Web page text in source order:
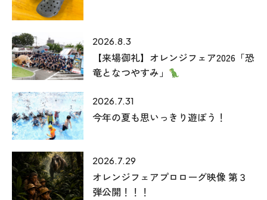
2026.8.3
【来場御礼】オレンジフェア2026「恐
竜となつやすみ」
2026.7.31
今年の夏も思いっきり遊ぼう！
2026.7.29
オレンジフェアプロローグ映像 第３
弾公開！！！